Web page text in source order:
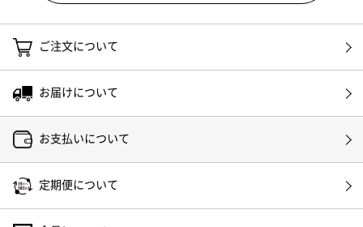
ご注文について
お届けについて
お支払いについて
定期便について